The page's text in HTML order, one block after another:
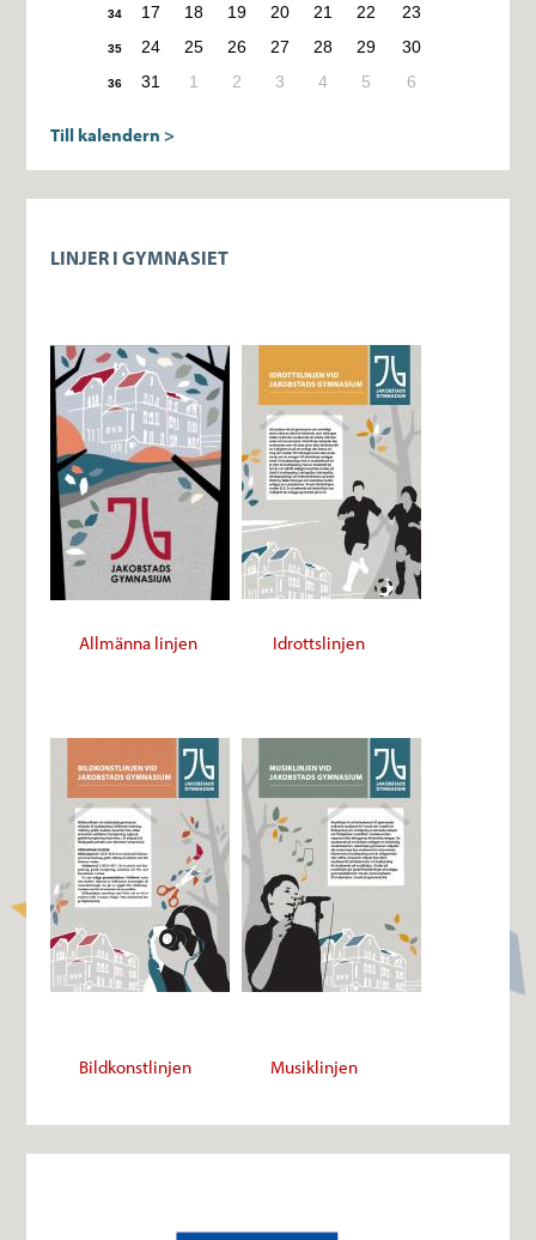
34 17 18 19 20 21 22 23
35 24 25 26 27 28 29 30
36 31 1 2 3 4 5 6
Till kalendern >
LINJER I GYMNASIET
Allmänna linjen Idrottslinjen
Bildkonstlinjen Musiklinjen